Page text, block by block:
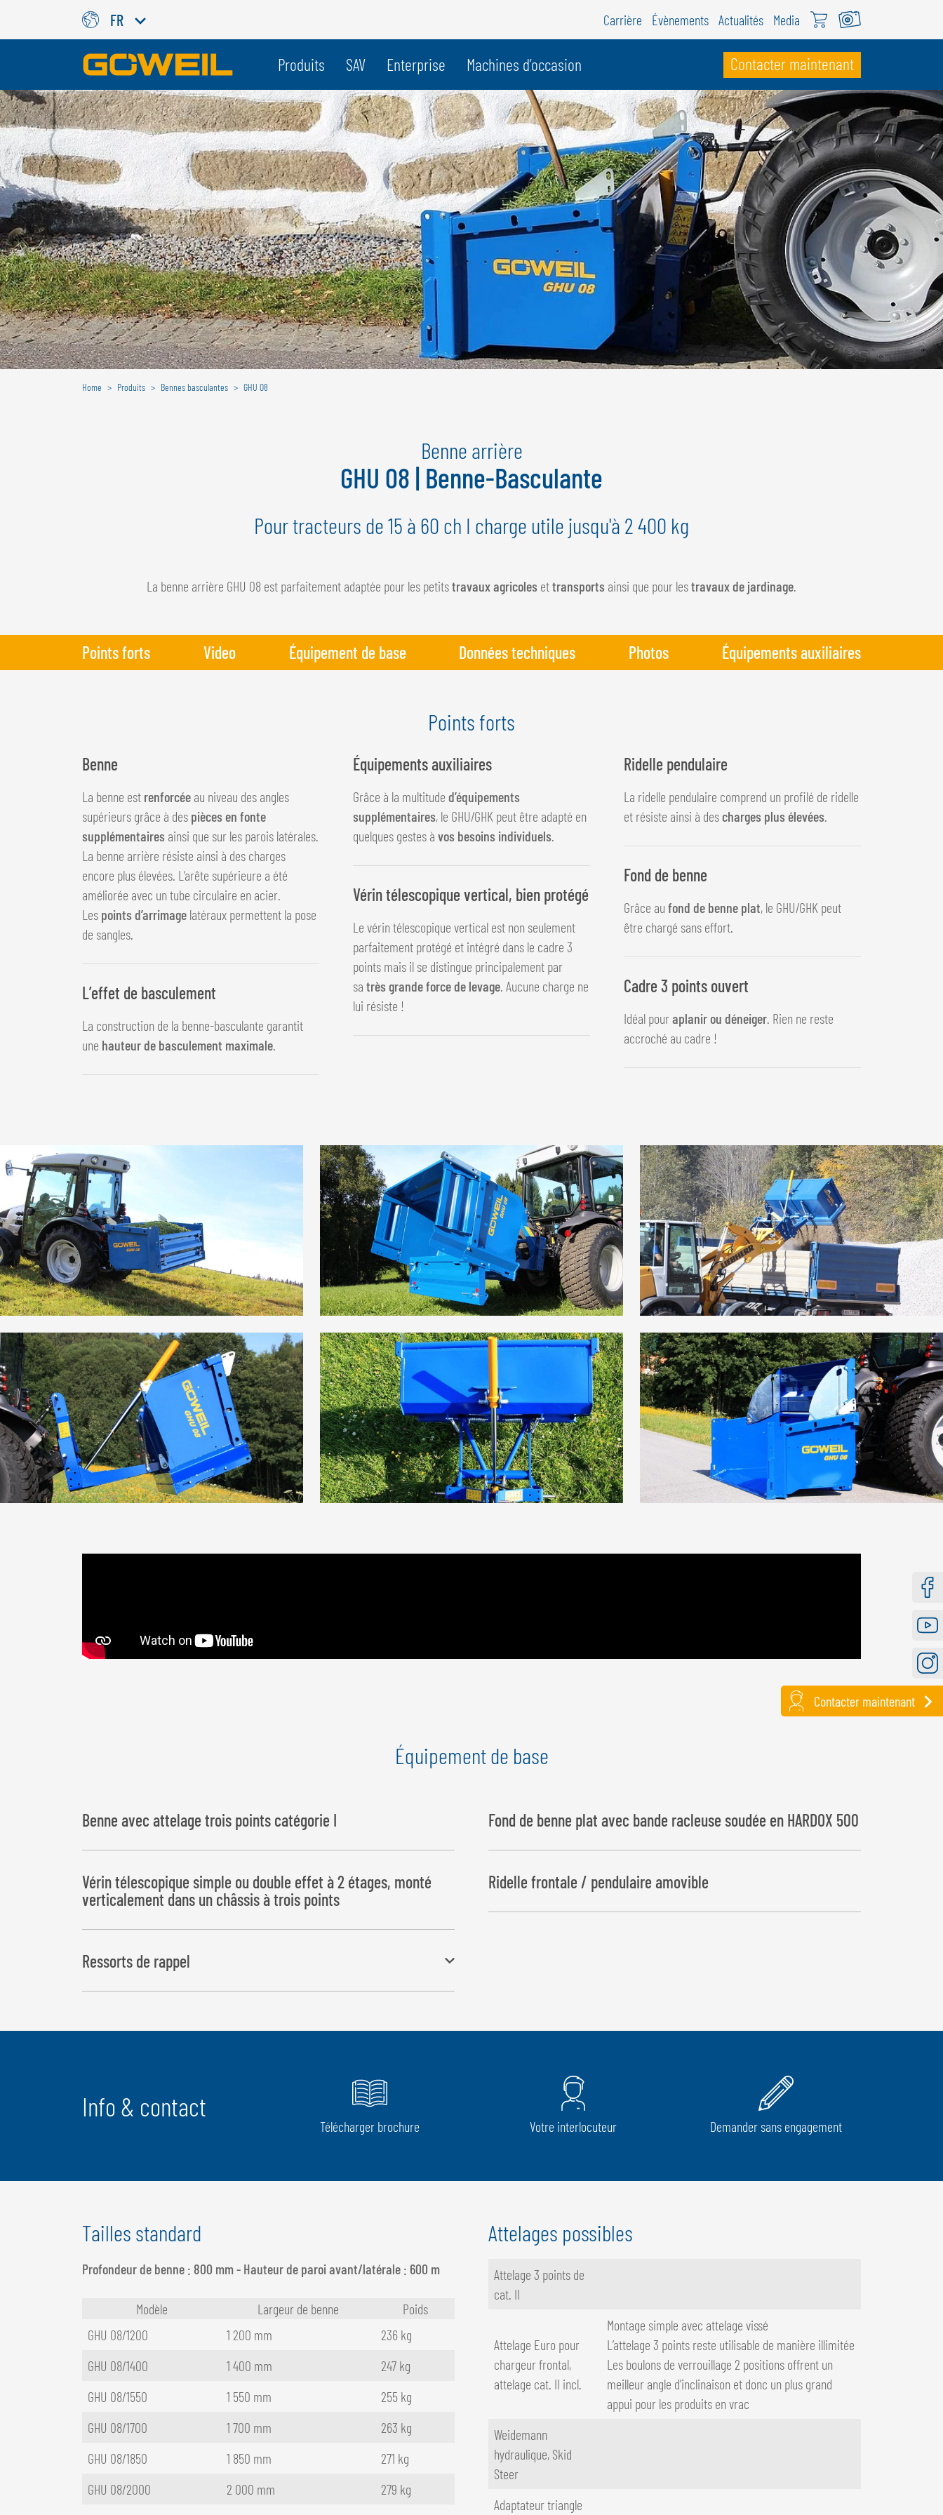
FR
Choisissez votre langue/votre pays
INTERNATIONAL
GÖWEIL
DEUTSCH
ENGLISH
FRANÇAIS
NEDERLANDS
ESPAÑOL
POLSKI
ČESKÝ
BELGIQUE
GÖWEIL BNL
NEDERLANDS
FRANÇAIS
DEUTSCH
SUISSE
GÖWEIL Schweiz
DEUTSCH
FRANÇAIS
Carrière Évènements Actualités Media
Produits SAV Enterprise Machines d’occasion Contacter maintenant
Home Produits Bennes basculantes GHU 08
Benne arrière
GHU 08 | Benne-Basculante
Pour tracteurs de 15 à 60 ch I charge utile jusqu'à 2 400 kg
La benne arrière GHU 08 est parfaitement adaptée pour les petitstravaux agricoles ettransports ainsi que pour lestravaux de jardinage
Points forts Video Équipement de base Données techniques Photos Équipements auxiliaires
Points forts
Benne
La benne est renforcée au niveau des angles
supérieurs grâce à des pièces en fonte
supplémentaires ainsi que sur les parois latérales.
La benne arrière résiste ainsi à des charges
encore plus élevées. L’arête supérieure a été
améliorée avec un tube circulaire en acier.
Les points d’arrimage latéraux permettent la pose
de sangles.
L’effet de basculement
La construction de la benne-basculante garantit
une hauteur de basculement maximale
Équipements auxiliaires
Grâce à la multitude d’équipements
supplémentaires, le GHU/GHK peut être adapté en
quelques gestes à vos besoins individuels
Vérin télescopique vertical, bien protégé
Le vérin télescopique vertical est non seulement
parfaitement protégé et intégré dans le cadre 3
points mais il se distingue principalement par
sa très grande force de levage . Aucune charge ne
lui résiste !
Ridelle pendulaire
La ridelle pendulaire comprend un profilé de ridelle
et résiste ainsi à des charges plus élevées
Fond de benne
Grâce au fond de benne plat, le GHU/GHK peut
être chargé sans effort.
Cadre 3 points ouvert
Idéal pouraplanir ou déneiger . Rien ne reste
accroché au cadre !
Équipement de base
Benne avec attelage trois points catégorie I
Vérin télescopique simple ou double effet à 2 étages, monté
verticalement dans un châssis à trois points
Ressorts de rappel
automatique incl. sur modèle à simple effet
Fond de benne plat avec bande racleuse soudée en HARDOX 500
Ridelle frontale / pendulaire amovible
Info & contact
Télécharger brochure Votre interlocuteur Demander sans engagement
Tailles standard
Profondeur de benne : 800 mm - Hauteur de paroi avant/latérale : 600 m
Modèle Largeur de benne
Poids
GHU 08/1200
1 200 mm
236 kg
GHU 08/1400
1 400 mm
247 kg
GHU 08/1550
1 550 mm
255 kg
GHU 08/1700
1 700 mm
263 kg
GHU 08/1850
1 850 mm
271 kg
GHU 08/2000
2 000 mm
279 kg
Attelages possibles
Attelage 3 points de
cat. II
Attelage Euro pour
chargeur frontal,
attelage cat. II incl.
Montage simple avec attelage vissé
L’attelage 3 points reste utilisable de manière illimitée
Les boulons de verrouillage 2 positions offrent un
meilleur angle d’inclinaison et donc un plus grand
appui pour les produits en vrac
Weidemann
hydraulique, Skid
Steer
Adaptateur triangle
Contacter maintenant